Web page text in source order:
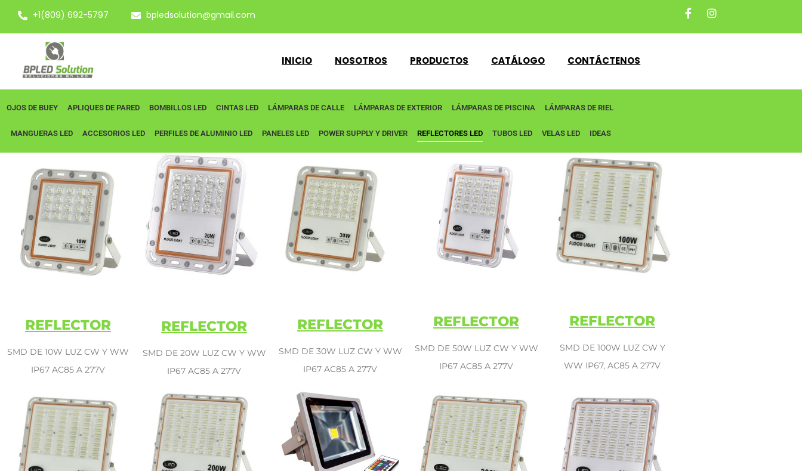
+1(809) 692-5797 bpledsolution@gmail.com
INICIO NOSOTROS PRODUCTOS CATÁLOGO CONTÁCTENOS
OJOS DE BUEY APLIQUES DE PARED BOMBILLOS LED CINTAS LED LÁMPARAS DE CALLE LÁMPARAS DE EXTERIOR LÁMPARAS DE PISCINA LÁMPARAS DE RIEL
MANGUERAS LED ACCESORIOS LED PERFILES DE ALUMINIO LED PANELES LED POWER SUPPLY Y DRIVER REFLECTORES LED TUBOS LED VELAS LED IDEAS
REFLECTOR
SMD DE 10W LUZ CW Y WW
IP67 AC85 A 277V
REFLECTOR
SMD DE 20W LUZ CW Y WW
IP67 AC85 A 277V
REFLECTOR
SMD DE 30W LUZ CW Y WW
IP67 AC85 A 277V
REFLECTOR
SMD DE 50W LUZ CW Y WW
IP67 AC85 A 277V
REFLECTOR
SMD DE 100W LUZ CW Y
WW IP67, AC85 A 277V